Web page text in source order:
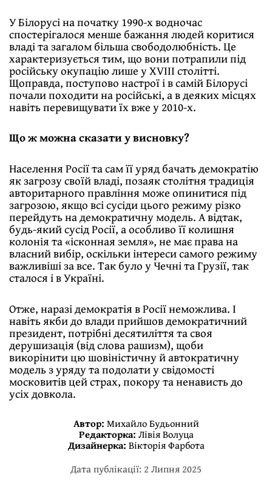
У Білорусі на початку 1990-х водночас
спостерігалося менше бажання людей коритися
владі та загалом більша свободолюбність. Це
характеризується тим, що вони потрапили під
російську окупацію лише у XVІІI столітті.
Щоправда, поступово настрої і в самій Білорусі
почали походити на російські, а в деяких місцях
навіть перевищувати їх вже у 2010-х.
Що ж можна сказати у висновку?
Населення Росії та сам її уряд бачать демократію
як загрозу своїй владі, позаяк столітня традиція
авторитарного правління може опинитися під
загрозою, якщо всі сусіди цього режиму різко
перейдуть на демократичну модель. А відтак,
будь-який сусід Росії, а особливо її колишня
колонія та «ісконная земля», не має права на
власний вибір, оскільки інтереси самого режиму
важливіші за все. Так було у Чечні та Грузії, так
сталося і в Україні.
Отже, наразі демократія в Росії неможлива. І
навіть якби до влади прийшов демократичний
президент, потрібні десятиліття та своя
дерушизація (від слова рашизм), щоби
викорінити цю шовіністичну й автократичну
модель з уряду та подолати у свідомості
московитів цей страх, покору та ненависть до
усіх довкола.
Автор: Михайло Будьонний
Редакторка: Лівія Волуца
Дизайнерка: Вікторія Фарбота
Дата публікації: 2 Липня 2025